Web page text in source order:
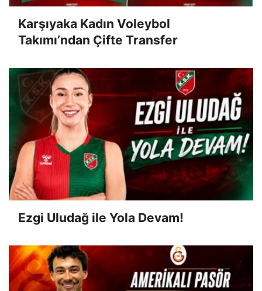
Karşıyaka Kadın Voleybol
Takımı’ndan Çifte Transfer
Ezgi Uludağ ile Yola Devam!